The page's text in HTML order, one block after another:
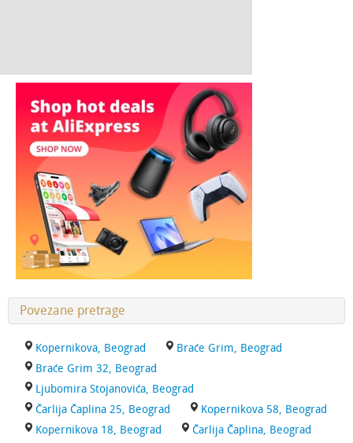
Povezane pretrage
Kopernikova, Beograd
Braće Grim, Beograd
Braće Grim 32, Beograd
Ljubomira Stojanovića, Beograd
Čarlija Čaplina 25, Beograd
Kopernikova 58, Beograd
Kopernikova 18, Beograd
Čarlija Čaplina, Beograd